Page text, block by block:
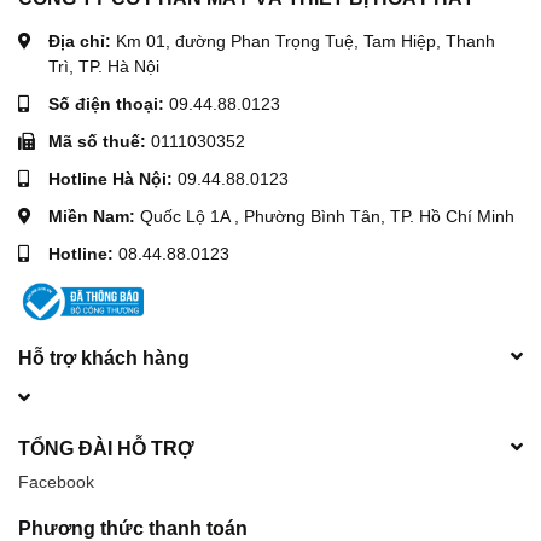
Địa chỉ: Km 01, đường Phan Trọng Tuệ, Tam Hiệp, Thanh
Trì, TP. Hà Nội
Số điện thoại: 09.44.88.0123
Mã số thuế: 0111030352
Hotline Hà Nội: 09.44.88.0123
Miền Nam: Quốc Lộ 1A , Phường Bình Tân, TP. Hồ Chí Minh
Hotline: 08.44.88.0123
Hỗ trợ khách hàng
TỔNG ĐÀI HỖ TRỢ
Facebook
Phương thức thanh toán